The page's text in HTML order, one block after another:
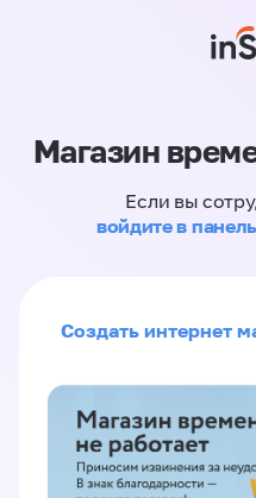
Магазин
Если вы
войдите в
Создать интернет